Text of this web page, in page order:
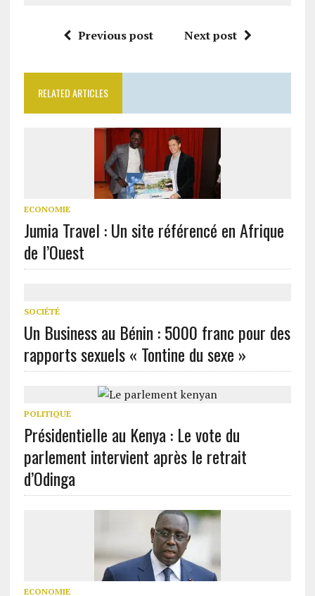
Previous post Next post
RELATED ARTICLES
ECONOMIE
Jumia Travel : Un site référencé en Afrique
de l’Ouest
SOCIÉTÉ
Un Business au Bénin : 5000 franc pour des
rapports sexuels « Tontine du sexe »
POLITIQUE
Présidentielle au Kenya : Le vote du
parlement intervient après le retrait
d’Odinga
ECONOMIE